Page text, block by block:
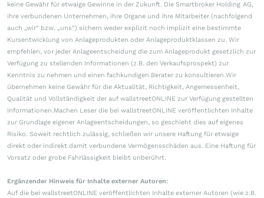
keine Gewähr für etwaige Gewinne in der Zukunft. Die Smartbroker Holding AG,
ihre verbundenen Unternehmen, ihre Organe und ihre Mitarbeiter (nachfolgend
auch „wir“ bzw. „uns“) sichern weder explizit noch implizit eine bestimmte
Kursentwicklung von Anlageprodukten oder Anlageproduktklassen zu. Wir
empfehlen, vor jeder Anlageentscheidung die zum Anlageprodukt gesetzlich zur
Verfügung zu stellenden Informationen (z.B. den Verkaufsprospekt) zur
Kenntnis zu nehmen und einen fachkundigen Berater zu konsultieren.Wir
übernehmen keine Gewähr für die Aktualität, Richtigkeit, Angemessenheit,
Qualität und Vollständigkeit der auf wallstreetONLINE zur Verfügung gestellten
Informationen.Machen Leser die bei wallstreetONLINE veröffentlichten Inhalte
zur Grundlage eigener Anlageentscheidungen, so geschieht dies auf eigenes
Risiko. Soweit rechtlich zulässig, schließen wir unsere Haftung für etwaige
direkt oder indirekt damit verbundene Vermögensschäden aus. Eine Haftung für
Vorsatz oder grobe Fahrlässigkeit bleibt unberührt.
Ergänzender Hinweis für Inhalte externer Autoren:
Auf die bei wallstreetONLINE veröffentlichten Inhalte externer Autoren (wie z.B.